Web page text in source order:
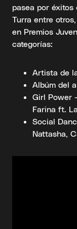
pasea por éxitos
Turra entre
en Premios
categorías:
Artista de
Albúm del
Girl Power
Farina ft.
Social
Nattasha,